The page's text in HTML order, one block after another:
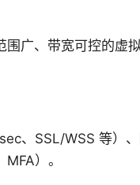
广、带宽可控的虚
、SSL/WSS 等）
）。